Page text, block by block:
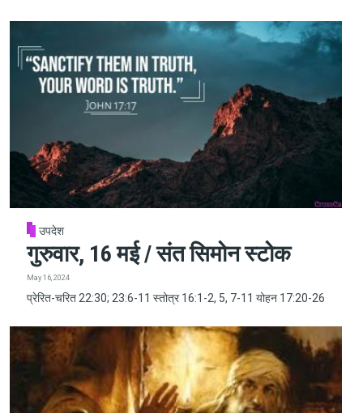
उपदेश
गुरुवार, 16 मई / संत सिमोन स्टोक
May 16, 2024
प्रेरित-चरित 22:30; 23:6-11 स्तोत्र 16:1-2, 5, 7-11 योहन 17:20-26